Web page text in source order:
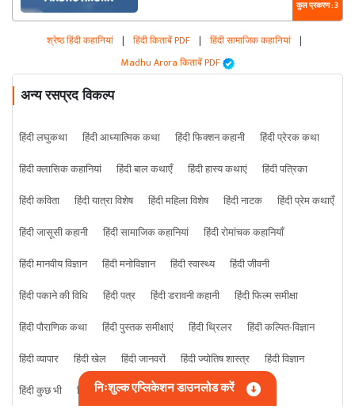
कुल प्रकरण : 3
श्रेष्ठ हिंदी कहानियां | हिंदी किताबें PDF | हिंदी सामाजिक कहानियां |
Madhu Arora किताबें PDF
अन्य रसप्रद विकल्प
हिंदी लघुकथा हिंदी आध्यात्मिक कथा हिंदी फिक्शन कहानी
हिंदी प्रेरक कथा
हिंदी क्लासिक कहानियां
हिंदी बाल कथाएँ हिंदी हास्य कथाएं
हिंदी पत्रिका
हिंदी कविता
हिंदी यात्रा विशेष हिंदी महिला विशेष हिंदी नाटक
हिंदी प्रेम कथाएँ
हिंदी जासूसी कहानी
हिंदी सामाजिक कहानियां
हिंदी रोमांचक कहानियाँ
हिंदी मानवीय विज्ञान
हिंदी मनोविज्ञान हिंदी स्वास्थ्य
हिंदी जीवनी
हिंदी पकाने की विधि
हिंदी पत्र हिंदी डरावनी कहानी
हिंदी फिल्म समीक्षा
हिंदी पौराणिक कथा
हिंदी पुस्तक समीक्षाएं हिंदी थ्रिलर
हिंदी कल्पित-विज्ञान
हिंदी व्यापार
हिंदी खेल हिंदी जानवरों हिंदी ज्योतिष शास्त्र
हिंदी विज्ञान
हिंदी कुछ भी
हिंदी क्राइम कहानी
निःशुल्क एप्लिकेशन डाउनलोड करें